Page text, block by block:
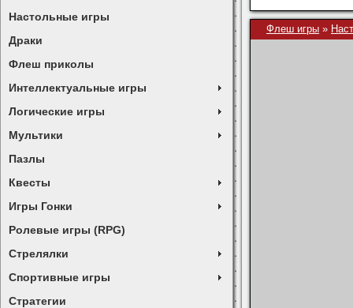
Настольные игры
Драки
Флеш приколы
Интеллектуальные игры
Логические игры
Мультики
Пазлы
Квесты
Игры Гонки
Ролевые игры (RPG)
Стрелялки
Спортивные игры
Стратегии
Флеш игры »